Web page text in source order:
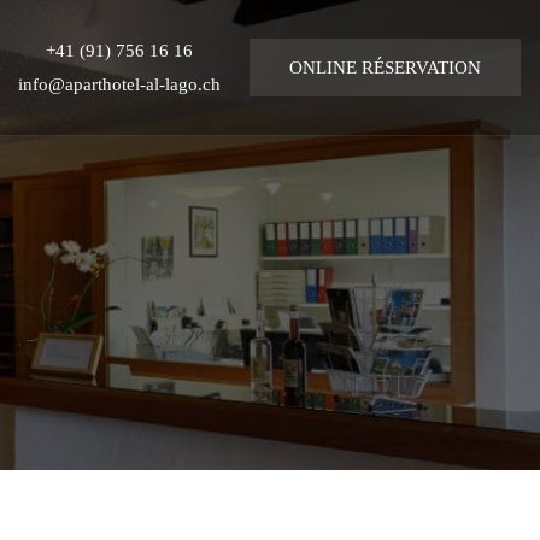
+41 (91) 756 16 16
info@aparthotel-al-lago.ch
ONLINERÉSERVATION